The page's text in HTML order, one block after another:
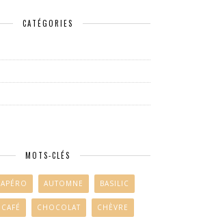
CATÉGORIES
MOTS-CLÉS
APÉRO AUTOMNE BASILIC
CAFÉ CHOCOLAT CHÈVRE